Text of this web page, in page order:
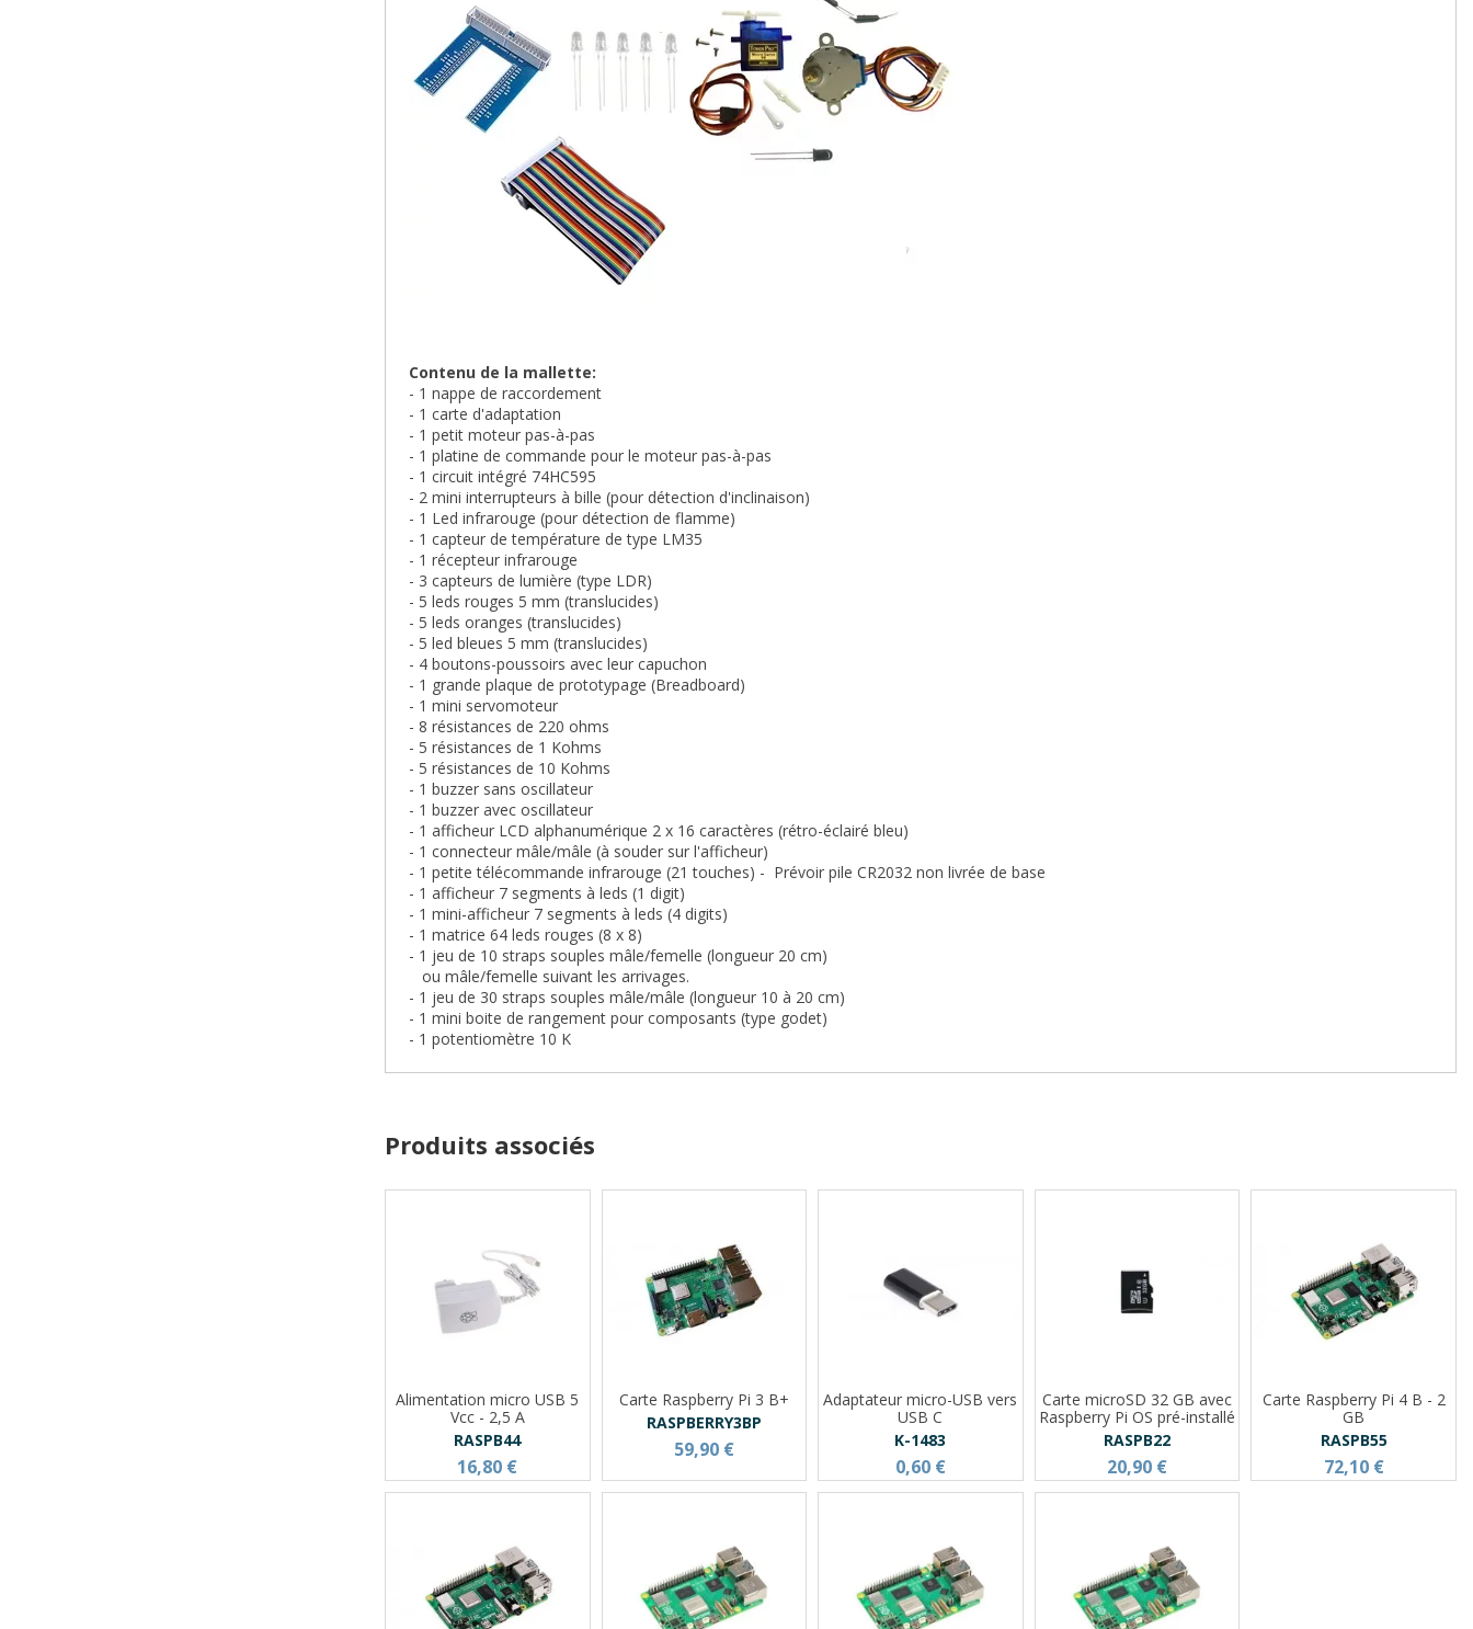
Contenu de la mallette:
- 1 nappe de raccordement
- 1 carte d'adaptation
- 1 petit moteur pas-à-pas
- 1 platine de commande pour le moteur pas-à-pas
- 1 circuit intégré 74HC595
- 2 mini interrupteurs à bille (pour détection d'inclinaison)
- 1 Led infrarouge (pour détection de flamme)
- 1 capteur de température de type LM35
- 1 récepteur infrarouge
- 3 capteurs de lumière (type LDR)
- 5 leds rouges 5 mm (translucides)
- 5 leds oranges (translucides)
- 5 led bleues 5 mm (translucides)
- 4 boutons-poussoirs avec leur capuchon
- 1 grande plaque de prototypage (Breadboard)
- 1 mini servomoteur
- 8 résistances de 220 ohms
- 5 résistances de 1 Kohms
- 5 résistances de 10 Kohms
- 1 buzzer sans oscillateur
- 1 buzzer avec oscillateur
- 1 afficheur LCD alphanumérique 2 x 16 caractères (rétro-éclairé bleu)
- 1 connecteur mâle/mâle (à souder sur l'afficheur)
- 1 petite télécommande infrarouge (21 touches) - Prévoir pile CR2032 non livrée de base
- 1 afficheur 7 segments à leds (1 digit)
- 1 mini-afficheur 7 segments à leds (4 digits)
- 1 matrice 64 leds rouges (8 x 8)
- 1 jeu de 10 straps souples mâle/femelle (longueur 20 cm)
ou mâle/femelle suivant les arrivages.
- 1 jeu de 30 straps souples mâle/mâle (longueur 10 à 20 cm)
- 1 mini boite de rangement pour composants (type godet)
- 1 potentiomètre 10 K
Produits associés
Alimentation micro USB 5
Vcc - 2,5 A
RASPB44
16,80 €
Carte Raspberry Pi 3 B+
RASPBERRY3BP
59,90 €
Adaptateur micro-USB vers
USB C
K-1483
0,60 €
Carte microSD 32 GB avec
Raspberry Pi OS pré-installé
RASPB22
20,90 €
Carte Raspberry Pi 4 B - 2
GB
RASPB55
72,10 €